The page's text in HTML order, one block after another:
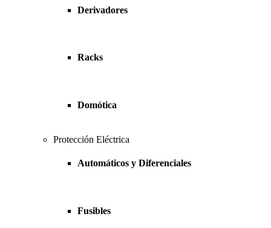
Derivadores
Racks
Domótica
Protección Eléctrica
Automáticos y Diferenciales
Fusibles